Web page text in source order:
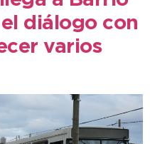
diálogo con
varios